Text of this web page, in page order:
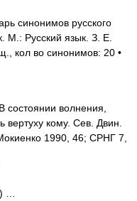
синонимов русского
М.: Русский язык. З. Е.
кол во синонимов: 20 •
волнения,
кому. Сев. Двин.
1990, 46; СРНГ 7,
…